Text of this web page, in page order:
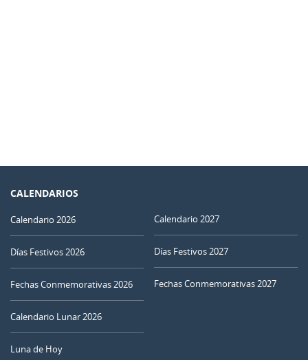
CALENDARIOS
Calendario 2026
Días Festivos 2026
Fechas Conmemorativas 2026
Calendario Lunar 2026
Luna de Hoy
Calendario 2027
Días Festivos 2027
Fechas Conmemorativas 2027